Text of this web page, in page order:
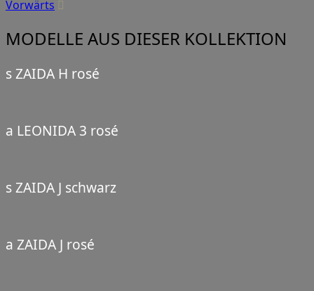
Vorwärts
MODELLE AUS DIESER KOLLEKTION
s ZAIDA H rosé
a LEONIDA 3 rosé
s ZAIDA J schwarz
a ZAIDA J rosé